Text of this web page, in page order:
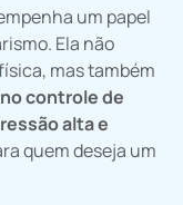
um papel
Ela não
mas também
controle de
alta e
quem deseja um